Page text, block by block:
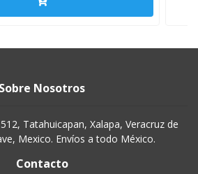
Sobre Nosotros
Tatahuicapan, Xalapa, Veracruz de
Mexico. Envíos a todo México.
Contacto